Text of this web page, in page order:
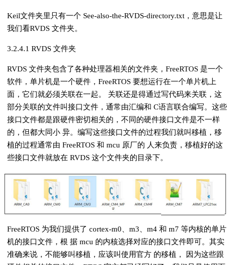
Keil文件夹里只有一个 See-also-the-RVDS-directory.txt，意思是让
我们看RVDS 文件夹。
3.2.4.1 RVDS 文件夹
RVDS 文件夹包含了各种处理器相关的文件夹，FreeRTOS 是一个
软件，单片机是一个硬件，FreeRTOS 要想运行在一个单片机上
面，它们就必须关联在一起。 关联还是得通过写代码来关联，这
部分关联的文件叫接口文件，通常由汇编和 C语言联合编写。这些
接口文件都是跟硬件密切相关的，不同的硬件接口文件是不一样
的，但都大同小 异。编写这些接口文件的过程我们就叫移植，移
植的过程通常由 FreeRTOS 和 mcu 原厂的 人来负责，移植好的这
些接口文件就放在 RVDS 这个文件夹的目录下。
FreeRTOS 为我们提供了 cortex-m0、m3、m4 和 m7 等内核的单片
机的接口文件，根 据 mcu 的内核选择对应的接口文件即可。其实
准确来说，不能够叫移植，应该叫使用官方 的移植， 因为这些跟